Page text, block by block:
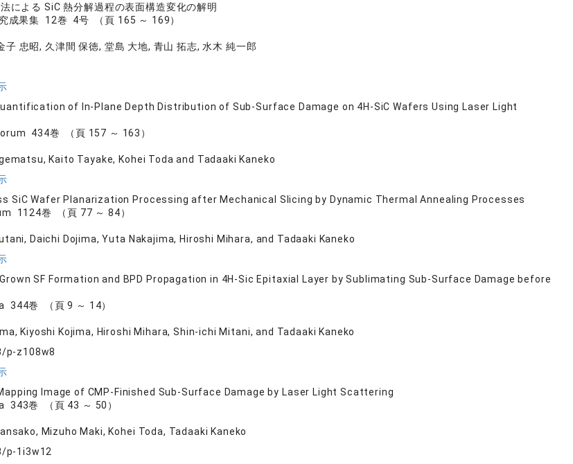
による SiC 熱分解過程の表面構造変化の解明
成果集 12巻 4号 （頁 165 ～ 169）
子 忠昭, 久津間 保徳, 堂島 大地, 青山 拓志, 水木 純一郎
of In-Plane Depth Distribution of Sub-Surface Damage on 4H-SiC Wafers Using Laser Light
434巻 （頁 157 ～ 163）
Kaito Tayake, Kohei Toda and Tadaaki Kaneko
SiC Wafer Planarization Processing after Mechanical Slicing by Dynamic Thermal Annealing Processes
1124巻 （頁 77 ～ 84）
Daichi Dojima, Yuta Nakajima, Hiroshi Mihara, and Tadaaki Kaneko
SF Formation and BPD Propagation in 4H-Sic Epitaxial Layer by Sublimating Sub-Surface Damage before
344巻 （頁 9 ～ 14）
Kiyoshi Kojima, Hiroshi Mihara, Shin-ichi Mitani, and Tadaaki Kaneko
p-z108w8
Image of CMP-Finished Sub-Surface Damage by Laser Light Scattering
343巻 （頁 43 ～ 50）
Mizuho Maki, Kohei Toda, Tadaaki Kaneko
p-1i3w12